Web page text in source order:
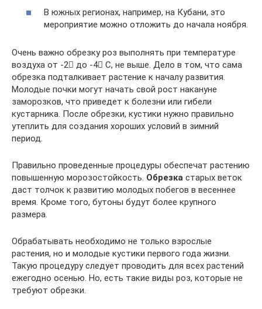
В южных регионах, например, на Кубани, это
мероприятие можно отложить до начала ноября.
Очень важно обрезку роз выполнять при температуре
воздуха от -2 ْдо -4 ْС, не выше. Дело в том, что сама
обрезка подталкивает растение к началу развития.
Молодые почки могут начать свой рост накануне
заморозков, что приведет к болезни или гибели
кустарника. После обрезки, кустики нужно правильно
утеплить для создания хороших условий в зимний
период.
Правильно проведенные процедуры обеспечат растению
повышенную морозостойкость. Обрезка старых веток
даст толчок к развитию молодых побегов в весеннее
время. Кроме того, бутоны будут более крупного
размера.
Обрабатывать необходимо не только взрослые
растения, но и молодые кустики первого года жизни.
Такую процедуру следует проводить для всех растений
ежегодно осенью. Но, есть такие виды роз, которые не
требуют обрезки.